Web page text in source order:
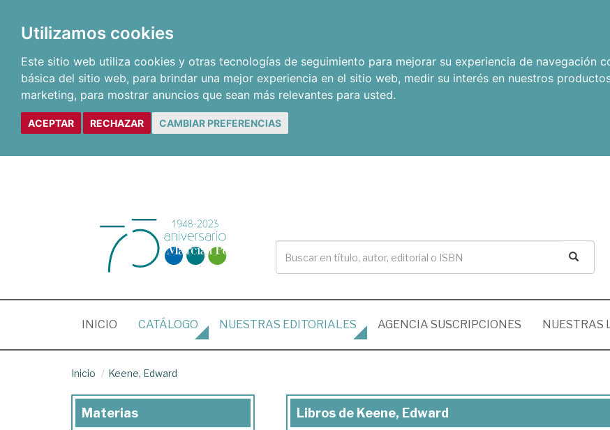
Utilizamos cookies
Este sitio web utiliza cookies y otras tecnologías de seguimiento para mejorar su experiencia de navegación
básica del sitio web, para brindar una mejor experiencia en el sitio web, medir su interés en nuestros
marketing, para mostrar anuncios que sean más relevantes para usted.
ACEPTAR RECHAZAR CAMBIAR PREFERENCIAS
INICIO (CURRENT)
CATÁLOGO NUESTRAS EDITORIALES AGENCIA SUSCRIPCIONES NUESTRAS
Inicio Keene, Edward
Libros
Libros de Keene, Edward
Materias